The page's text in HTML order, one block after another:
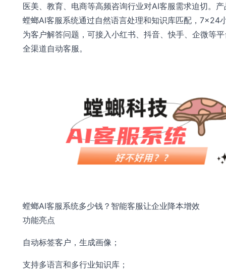
医美、教育、电商等高频咨询行业对AI客服需求迫切。
螳螂AI客服系统通过自然语言处理和知识库匹配，7×24
为客户解答问题，可接入小红书、抖音、快手、企微等
全渠道自动客服。
螳螂AI客服系统多少钱？智能客服让企业降本增效
功能亮点
自动标签客户，生成画像；
支持多语言和多行业知识库；